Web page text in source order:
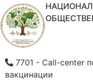
7701 - Call-center
вакцинации